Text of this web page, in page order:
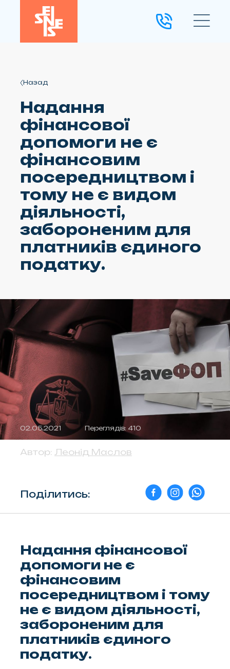
Назад
Надання
фінансової
допомоги не є
фінансовим
посередництвом і
тому не є видом
діяльності,
забороненим для
платників єдиного
податку.
02.05.2021 Переглядів: 410
Автор: Леонід Маслов
Поділитись:
Надання фінансової
допомоги не є
фінансовим
посередництвом і тому
не є видом діяльності,
забороненим для
платників єдиного
податку.